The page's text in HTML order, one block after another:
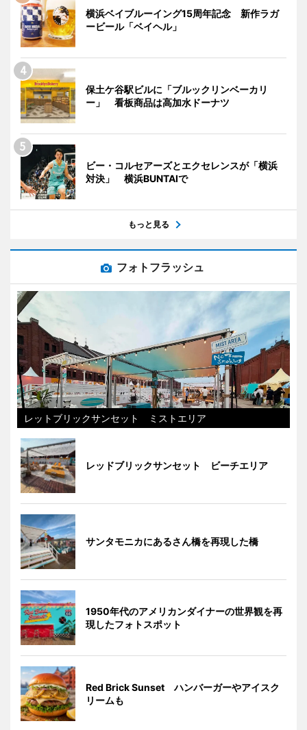
横浜ベイブルーイング15周年記念 新作ラガ
ービール「ベイヘル」
保土ケ谷駅ビルに「ブルックリンベーカリ
ー」 看板商品は高加水ドーナツ
ビー・コルセアーズとエクセレンスが「横浜
対決」 横浜BUNTAIで
もっと見る
フォトフラッシュ
レットブリックサンセット ミストエリア
レッドブリックサンセット ビーチエリア
サンタモニカにあるさん橋を再現した橋
1950年代のアメリカンダイナーの世界観を再
現したフォトスポット
Red Brick Sunset ハンバーガーやアイスク
リームも